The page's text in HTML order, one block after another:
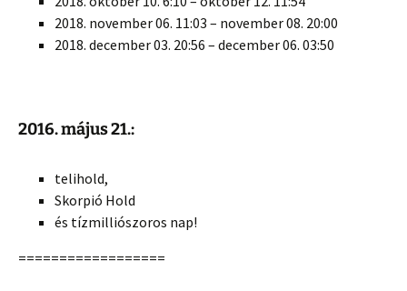
2018. november 06. 11:03 – november 08. 20:00
2018. december 03. 20:56 – december 06. 03:50
2016. május 21.:
telihold,
Skorpió Hold
és tízmilliószoros nap!
==================